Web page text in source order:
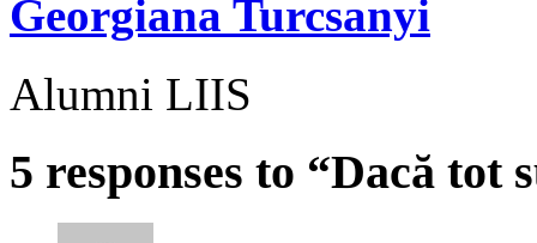
Georgiana Turcsanyi
Alumni LIIS
5 responses to “Dacă